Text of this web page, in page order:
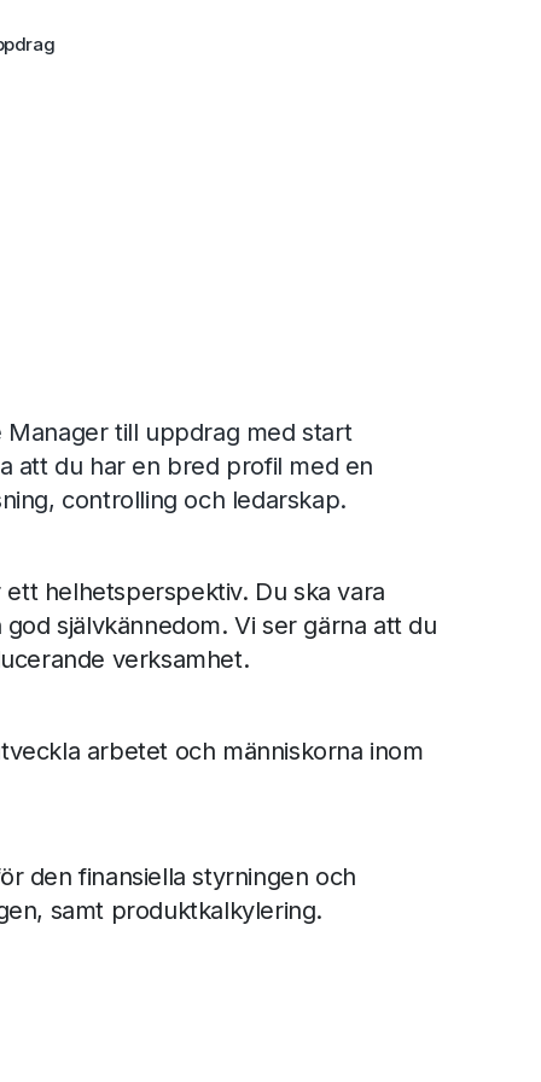
Manager till uppdrag med start
att du har en bred profil med en
controlling och ledarskap.
ett helhetsperspektiv. Du ska vara
självkännedom. Vi ser gärna att du
verksamhet.
arbetet och människorna inom
den finansiella styrningen och
samt produktkalkylering.